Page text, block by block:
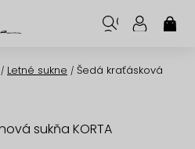
/ Letné sukne / Šedá kraťásková
sukňa KORTA